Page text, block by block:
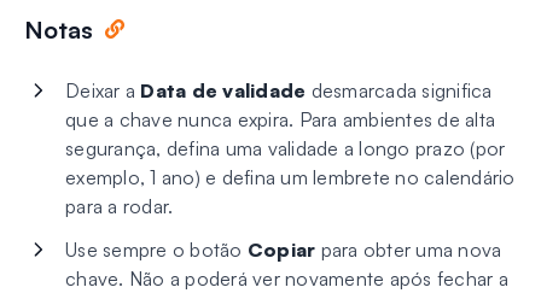
Notas
Deixar a Data de validade desmarcada significa
que a chave nunca expira. Para ambientes de alta
segurança, defina uma validade a longo prazo (por
exemplo, 1 ano) e defina um lembrete no calendário
para a rodar.
Use sempre o botão Copiar para obter uma nova
chave. Não a poderá ver novamente após fechar a